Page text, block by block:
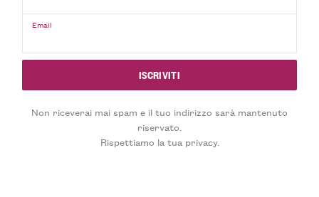
Email
Non riceverai mai spam e il tuo indirizzo sarà mantenuto
riservato.
Rispettiamo la tua privacy.